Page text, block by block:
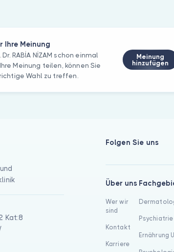
Ihre Meinung
RABİA NİZAM schon einmal
Meinung teilen, können Sie
Wahl zu treffen.
Meinung
hinzufügen
Kat:8
Folgen Sie uns
Über uns
Wer wir
sind
Kontakt
Karriere
Psychiatrie
Ernährung